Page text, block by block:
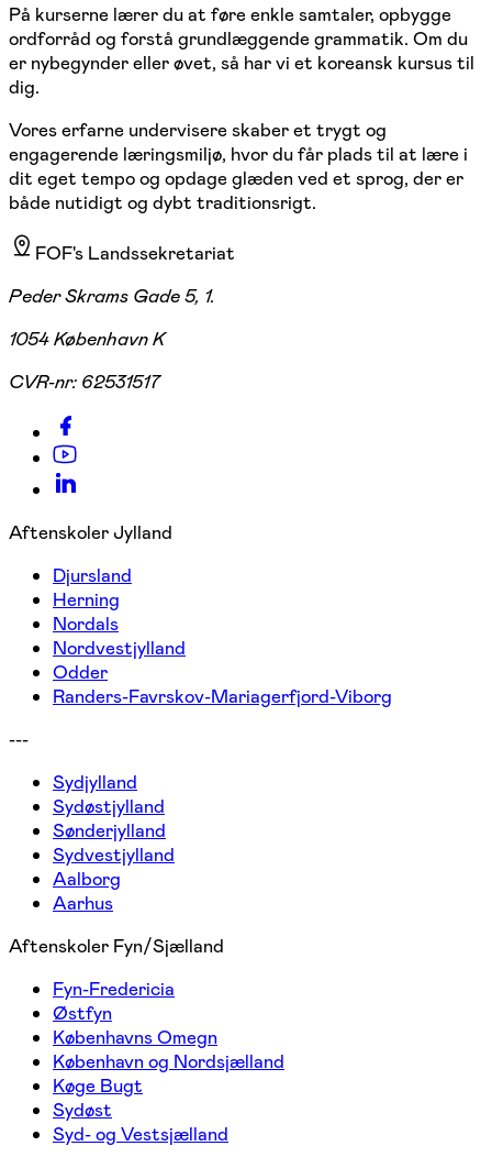
På kurserne lærer du at føre enkle samtaler, opbygge
ordforråd og forstå grundlæggende grammatik. Om du
er nybegynder eller øvet, så har vi et koreansk kursus til
dig.
Vores erfarne undervisere skaber et trygt og
engagerende læringsmiljø, hvor du får plads til at lære i
dit eget tempo og opdage glæden ved et sprog, der er
både nutidigt og dybt traditionsrigt.
FOF's Landssekretariat
Peder Skrams Gade 5, 1.
1054 København K
CVR-nr: 62531517
Aftenskoler Jylland
Djursland
Herning
Nordals
Nordvestjylland
Odder
Randers-Favrskov-Mariagerfjord-Viborg
---
Sydjylland
Sydøstjylland
Sønderjylland
Sydvestjylland
Aalborg
Aarhus
Aftenskoler Fyn/Sjælland
Fyn-Fredericia
Østfyn
Københavns Omegn
København og Nordsjælland
Køge Bugt
Sydøst
Syd- og Vestsjælland